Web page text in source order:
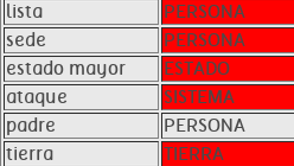
lista
PERSONA
sede
PERSONA
estado mayor
ESTADO
ataque
SISTEMA
padre
PERSONA
tierra
TIERRA